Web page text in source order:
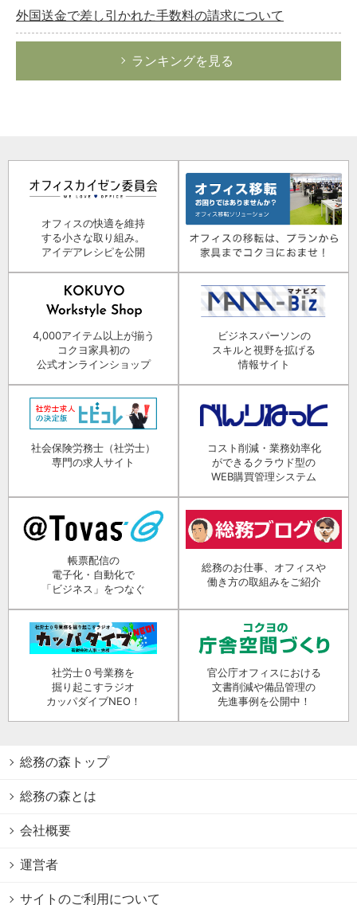
外国送金で差し引かれた手数料の請求について
ランキングを見る
オフィスの快適を維持
する小さな取り組み。
アイデアレシピを公開
4,000アイテム以上が揃う
コクヨ家具初の
公式オンラインショップ
ビジネスパーソンの
スキルと視野を拡げる
情報サイト
社会保険労務士（社労士）
専門の求人サイト
コスト削減・業務効率化
ができるクラウド型の
WEB購買管理システム
帳票配信の
電子化・自動化で
「ビジネス」をつなぐ
総務のお仕事、オフィスや
働き方の取組みをご紹介
社労士０号業務を
掘り起こすラジオ
カッパダイブNEO！
官公庁オフィスにおける
文書削減や備品管理の
先進事例を公開中！
総務の森トップ
総務の森とは
会社概要
運営者
サイトのご利用について